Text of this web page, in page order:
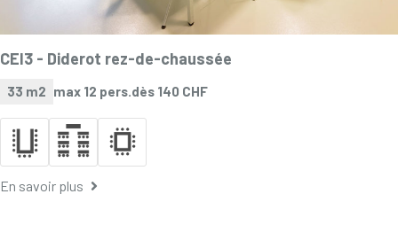
CEI3 - Diderot rez-de-chaussée
33 m2 max 12 pers.dès 140 CHF
En savoir plus